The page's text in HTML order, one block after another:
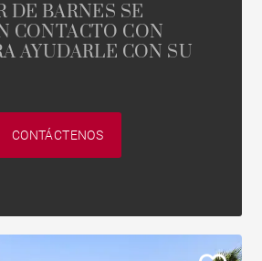
DE BARNES SE
CONTACTO CON
AYUDARLE CON SU
CONTÁCTENOS